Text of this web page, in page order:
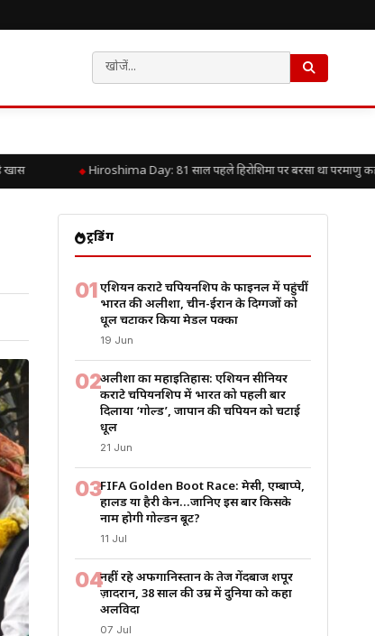
Hiroshima Day: 81 साल पहले हिरोशिमा पर बरसा था परमाणु कहर,
ट्रेंडिंग
01एशियन कराटे चैंपियनशिप के फाइनल में पहुंचीं
भारत की अलीशा, चीन-ईरान के दिग्गजों को
धूल चटाकर किया मेडल पक्का
19 Jun
02अलीशा का महाइतिहास: एशियन सीनियर
कराटे चैंपियनशिप में भारत को पहली बार
दिलाया ‘गोल्ड’, जापान की चैंपियन को चटाई
धूल
21 Jun
03FIFA Golden Boot Race: मेसी, एम्बाप्पे,
हालैंड या हैरी केन…जानिए इस बार किसके
नाम होगी गोल्डन बूट?
11 Jul
04नहीं रहे अफगानिस्तान के तेज गेंदबाज शपूर
ज़ादरान, 38 साल की उम्र में दुनिया को कहा
अलविदा
07 Jul